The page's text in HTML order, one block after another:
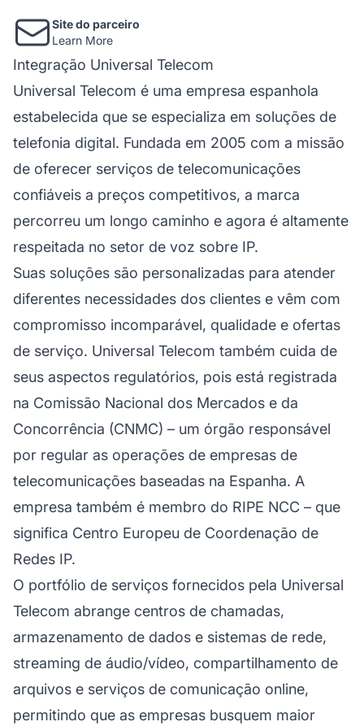
Site do parceiro
Learn More
Integração Universal Telecom
Universal Telecom é uma empresa espanhola
estabelecida que se especializa em soluções de
telefonia digital. Fundada em 2005 com a missão
de oferecer serviços de telecomunicações
confiáveis a preços competitivos, a marca
percorreu um longo caminho e agora é altamente
respeitada no setor de voz sobre IP.
Suas soluções são personalizadas para atender
diferentes necessidades dos clientes e vêm com
compromisso incomparável, qualidade e ofertas
de serviço. Universal Telecom também cuida de
seus aspectos regulatórios, pois está registrada
na Comissão Nacional dos Mercados e da
Concorrência (CNMC) – um órgão responsável
por regular as operações de empresas de
telecomunicações baseadas na Espanha. A
empresa também é membro do RIPE NCC – que
significa Centro Europeu de Coordenação de
Redes IP.
O portfólio de serviços fornecidos pela Universal
Telecom abrange centros de chamadas,
armazenamento de dados e sistemas de rede,
streaming de áudio/vídeo, compartilhamento de
arquivos e serviços de comunicação online,
permitindo que as empresas busquem maior